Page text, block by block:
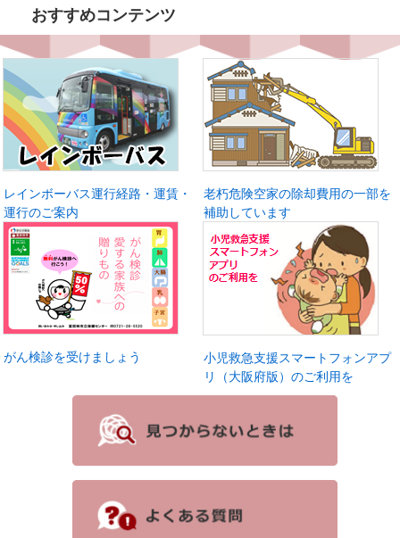
おすすめコンテンツ
レインボーバス運行経路・運賃・
運行のご案内
老朽危険空家の除却費用の一部を
補助しています
がん検診を受けましょう
小児救急支援スマートフォンアプ
リ（大阪府版）のご利用を